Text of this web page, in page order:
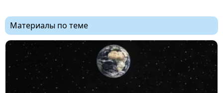
Материалы по теме